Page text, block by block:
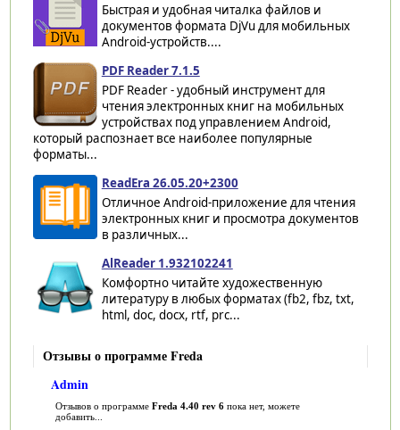
Быстрая и удобная читалка файлов и
документов формата DjVu для мобильных
Android-устройств....
PDF Reader 7.1.5
PDF Reader - удобный инструмент для
чтения электронных книг на мобильных
устройствах под управлением Android,
который распознает все наиболее популярные
форматы...
ReadEra 26.05.20+2300
Отличное Android-приложение для чтения
электронных книг и просмотра документов
в различных...
AlReader 1.932102241
Комфортно читайте художественную
литературу в любых форматах (fb2, fbz, txt,
html, doc, docx, rtf, prc...
Отзывы о программе Freda
Admin
Отзывов о программе Freda 4.40 rev 6пока нет, можете
добавить...